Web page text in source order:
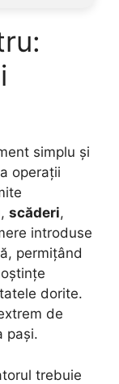
simplu și
operații
, scăderi,
introduse
permițând
dorite.
de
pași.
trebuie